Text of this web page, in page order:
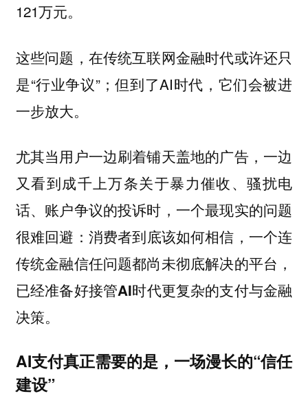
121万元。
这些问题，在传统互联网金融时代或许还只
是“行业争议”；但到了AI时代，它们会被进
一步放大。
尤其当用户一边刷着铺天盖地的广告，一边
又看到成千上万条关于暴力催收、骚扰电
话、账户争议的投诉时，一个最现实的问题
很难回避： 消费者到底该如何相信，一个连
传统金融信任问题都尚未彻底解决的平台，
已经准备好接管AI时代更复杂的支付与金融
决策。
AI支付真正需要的是，一场漫长的“信任
建设”